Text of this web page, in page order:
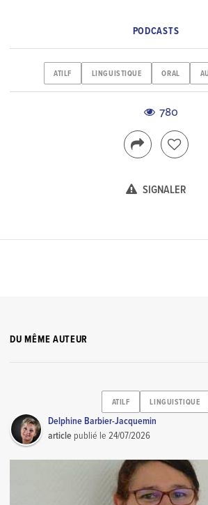
PODCASTS
ATILF LINGUISTIQUE ORAL
780
SIGNALER
DU MÊME AUTEUR
ATILF LINGUISTIQUE
Delphine Barbier-Jacquemin
article publié le24/07/2026